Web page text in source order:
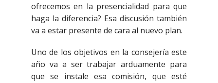
ofrecemos en la presencialidad para que
haga la diferencia? Esa discusión también
va a estar presente de cara al nuevo plan.
Uno de los objetivos en la consejería este
año va a ser trabajar arduamente para
que se instale esa comisión, que esté